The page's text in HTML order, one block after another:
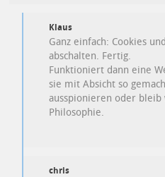
Klaus
Ganz einfach: Cookies
abschalten. Fertig.
Funktioniert dann eine
sie mit Absicht so
ausspionieren oder bleib
Philosophie.
chris